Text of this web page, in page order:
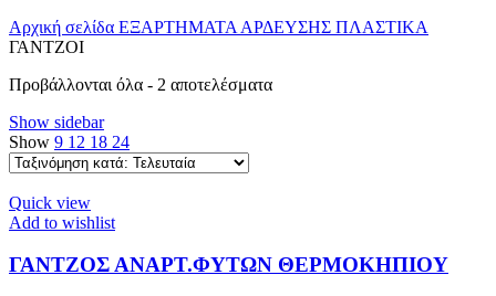
Αρχική σελίδα ΕΞΑΡΤΗΜΑΤΑ ΑΡΔΕΥΣΗΣ ΠΛΑΣΤΙΚΑ
ΓΑΝΤΖΟΙ
Προβάλλονται όλα - 2 αποτελέσματαSorted
Show sidebar
Show 9 12 18 24
Quick view
Add to wishlist
ΓΑΝΤΖΟΣ ΑΝΑΡΤ.ΦΥΤΩΝ ΘΕΡΜΟΚΗΠΙΟΥ